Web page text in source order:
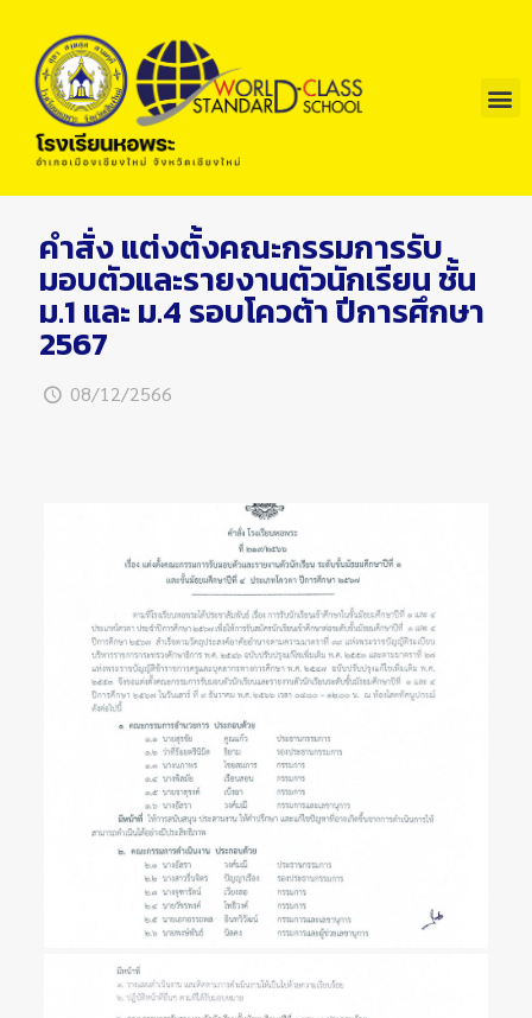
คำสั่ง แต่งตั้งคณะกรรมการรับ
มอบตัวและรายงานตัวนักเรียน ชั้น
ม.1 และ ม.4 รอบโควต้า ปีการศึกษา
2567
08/12/2566